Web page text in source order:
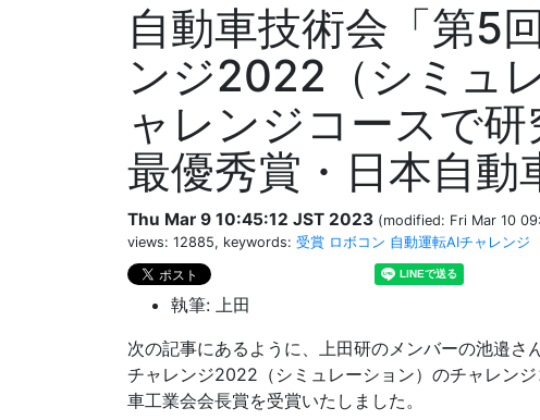
自動車技術会「第5
ンジ2022（シミュ
ャレンジコースで
最優秀賞・日本自動
Thu Mar 9 10:45:12 JST 2023 (modified: Fri Mar 10
views: 12885, keywords: 受賞 ロボコン 自動運転AIチャレンジ
執筆: 上田
次の記事にあるように、上田研のメンバーの池邉
チャレンジ2022（シミュレーション）のチャレン
車工業会会長賞を受賞いたしました。